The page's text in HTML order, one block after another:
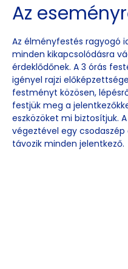
Az
Az élményfestés ragyogó
minden kikapcsolódásra
érdeklődőnek. A 3 órás
igényel rajzi
festményt közösen,
festjük meg a
eszközöket mi biztosítjuk.
végeztével egy csodaszép
távozik minden jelentkező.